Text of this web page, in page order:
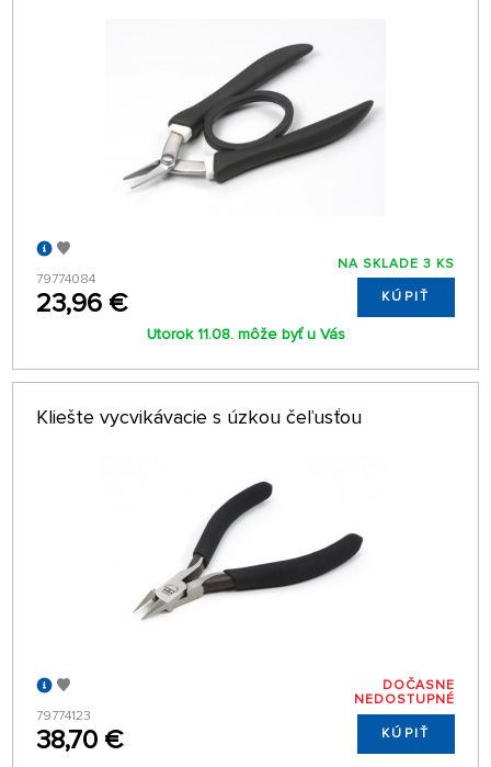
79774084
23,96 €
NA SKLADE 3 KS
KÚPIŤ
Utorok 11.08. môže byť u Vás
Kliešte vycvikávacie s úzkou čeľusťou
79774123
38,70 €
DOČASNE
NEDOSTUPNÉ
KÚPIŤ